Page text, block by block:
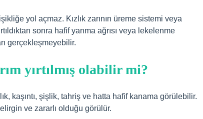
yol açmaz. Kızlık zarının üreme sistemi veya
sonra hafif yanma ağrısı veya lekelenme
gerçekleşmeyebilir.
yırtılmış olabilir mi?
kaşıntı, şişlik, tahriş ve hatta hafif kanama görülebilir.
ve zararlı olduğu görülür.